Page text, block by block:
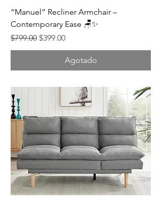
“Manuel” Recliner Armchair –
Contemporary Ease 🪑✨
Precio
$799.00 Precio de oferta
$399.00
Agotado